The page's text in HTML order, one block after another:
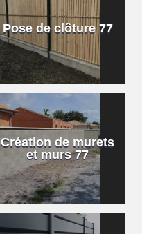
Pose de clôture 77
Création de murets
et murs 77